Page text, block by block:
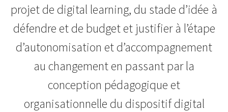
projet de digital learning, du stade d’idée à
défendre et de budget et justifier à l’étape
d’autonomisation et d’accompagnement
au changement en passant par la
conception pédagogique et
organisationnelle du dispositif digital